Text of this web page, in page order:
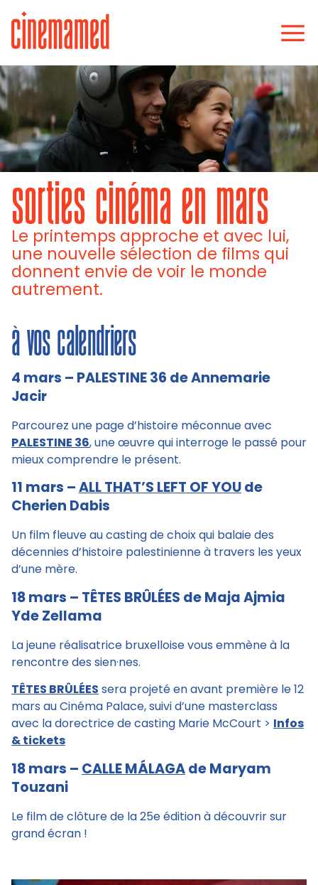
sorties cinéma en mars
Le printemps approche et avec lui,
une nouvelle sélection de films qui
donnent envie de voir le monde
autrement.
à vos calendriers
4 mars – PALESTINE 36 de Annemarie
Jacir
Parcourez une page d’histoire méconnue avec
PALESTINE 36, une œuvre qui interroge le passé pour
mieux comprendre le présent.
11 mars –ALL THAT’S LEFT OF YOUde
Cherien Dabis
Un film fleuve au casting de choix qui balaie des
décennies d’histoire palestinienne à travers les yeux
d’une mère.
18 mars – TÊTES BRÛLÉES de Maja Ajmia
Yde Zellama
La jeune réalisatrice bruxelloise vous emmène à la
rencontre des sien·nes.
TÊTES BRÛLÉES sera projeté en avant première le 12
mars au Cinéma Palace, suivi d’une masterclass
avec la dorectrice de casting Marie McCourt > Infos
& tickets
18 mars – CALLE MÁLAGAde Maryam
Touzani
Le film de clôture de la 25e édition à découvrir sur
grand écran !